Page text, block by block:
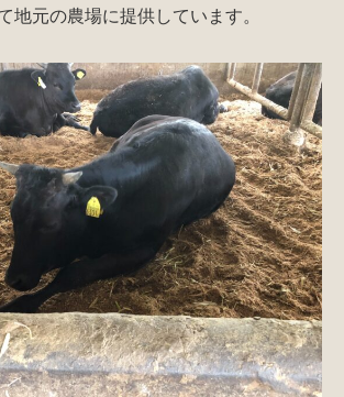
地元の農場に提供しています。